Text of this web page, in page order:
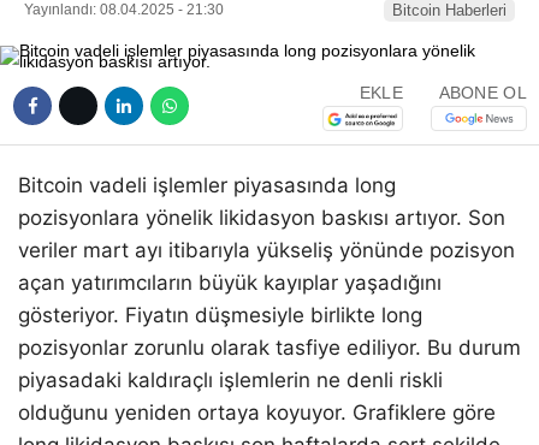
Yayınlandı: 08.04.2025 - 21:30 Bitcoin Haberleri
EKLE ABONE OL
Bitcoin vadeli işlemler piyasasında long
pozisyonlara yönelik likidasyon baskısı artıyor. Son
veriler mart ayı itibarıyla yükseliş yönünde pozisyon
açan yatırımcıların büyük kayıplar yaşadığını
gösteriyor. Fiyatın düşmesiyle birlikte long
pozisyonlar zorunlu olarak tasfiye ediliyor. Bu durum
piyasadaki kaldıraçlı işlemlerin ne denli riskli
olduğunu yeniden ortaya koyuyor. Grafiklere göre